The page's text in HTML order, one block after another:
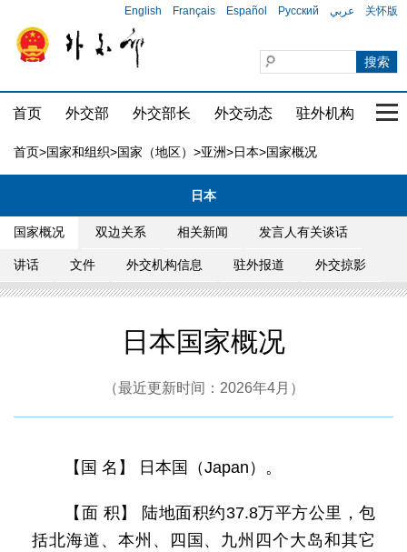
English Français Español Русский عربي 关怀版
首页 外交部 外交部长 外交动态 驻外机构 国
首页>国家和组织>国家（地区） >亚洲>日本>国家概况
日本
国家概况 双边关系 相关新闻 发言人有关谈话
讲话 文件 外交机构信息 驻外报道 外交掠影
日本国家概况
（最近更新时间：2026年4月）
【国 名】 日本国（Japan）。
【面 积】 陆地面积约37.8万平方公里，包
括北海道、本州、四国、九州四个大岛和其它